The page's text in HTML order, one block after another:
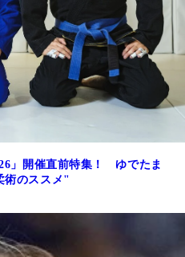
」開催直前特集！ ゆでたま
術のススメ"